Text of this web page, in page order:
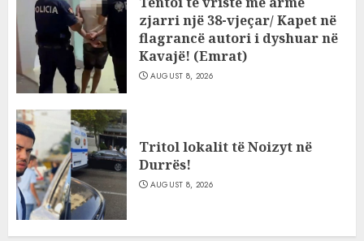
zjarri një 38-vjeçar/ Kapet në
flagrancë autori i dyshuar në
Kavajë! (Emrat)
AUGUST 8, 2026
Tritol lokalit të Noizyt në
Durrës!
AUGUST 8, 2026